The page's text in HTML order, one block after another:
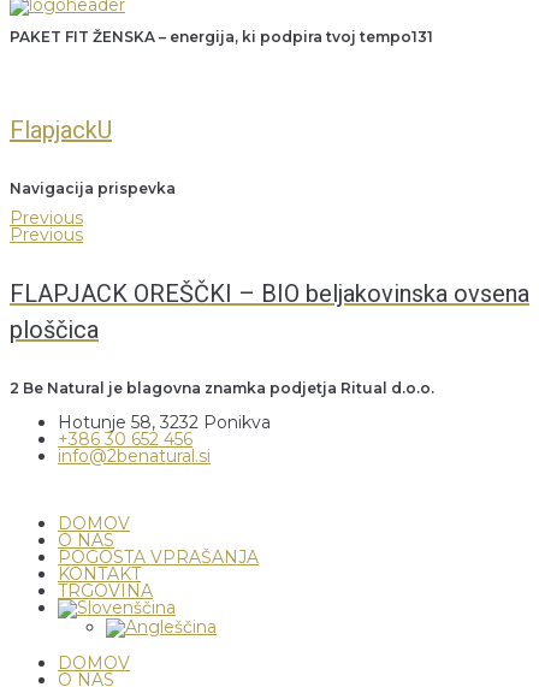
PAKET FIT ŽENSKA – energija, ki podpira tvoj tempo131
FlapjackU
Navigacija prispevka
Previous
Previous
FLAPJACK OREŠČKI – BIO beljakovinska ovsena
ploščica
2 Be Natural je blagovna znamka podjetja Ritual d.o.o.
Hotunje 58, 3232 Ponikva
+386 30 652 456
info@2benatural.si
DOMOV
O NAS
POGOSTA VPRAŠANJA
KONTAKT
TRGOVINA
DOMOV
O NAS